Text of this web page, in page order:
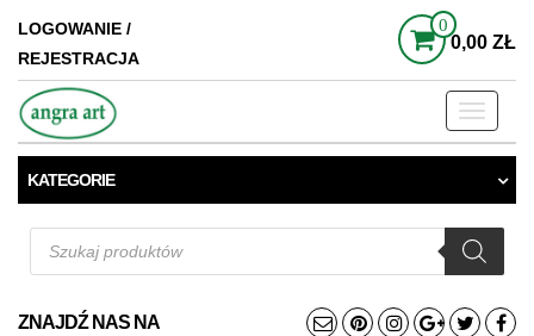
LOGOWANIE /
REJESTRACJA
0
0,00 ZŁ
Toggle
KATEGORIE
Wyszukiwarka
produktów
ZNAJDŹ NAS NA